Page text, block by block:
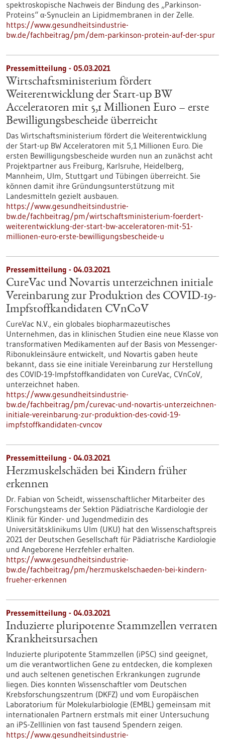
spektroskopische Nachweis der Bindung des „Parkinson-
Proteins“ α-Synuclein an Lipidmembranen in der Zelle.
https://www.gesundheitsindustrie-
bw.de/fachbeitrag/pm/dem-parkinson-protein-auf-der-spur
Pressemitteilung - 05.03.2021
Wirtschaftsministerium fördert
Weiterentwicklung der Start-up BW
Acceleratoren mit 5,1 Millionen Euro – erste
Bewilligungsbescheide überreicht
Das Wirtschaftsministerium fördert die Weiterentwicklung
der Start-up BW Acceleratoren mit 5,1 Millionen Euro. Die
ersten Bewilligungsbescheide wurden nun an zunächst acht
Projektpartner aus Freiburg, Karlsruhe, Heidelberg,
Mannheim, Ulm, Stuttgart und Tübingen überreicht. Sie
können damit ihre Gründungsunterstützung mit
Landesmitteln gezielt ausbauen.
https://www.gesundheitsindustrie-
bw.de/fachbeitrag/pm/wirtschaftsministerium-foerdert-
weiterentwicklung-der-start-bw-acceleratoren-mit-51-
millionen-euro-erste-bewilligungsbescheide-u
Pressemitteilung - 04.03.2021
CureVac und Novartis unterzeichnen initiale
Vereinbarung zur Produktion des COVID-19-
Impfstoffkandidaten CVnCoV
CureVac N.V., ein globales biopharmazeutisches
Unternehmen, das in klinischen Studien eine neue Klasse von
transformativen Medikamenten auf der Basis von Messenger-
Ribonukleinsäure entwickelt, und Novartis gaben heute
bekannt, dass sie eine initiale Vereinbarung zur Herstellung
des COVID-19-Impfstoffkandidaten von CureVac, CVnCoV,
unterzeichnet haben.
https://www.gesundheitsindustrie-
bw.de/fachbeitrag/pm/curevac-und-novartis-unterzeichnen-
initiale-vereinbarung-zur-produktion-des-covid-19-
impfstoffkandidaten-cvncov
Pressemitteilung - 04.03.2021
Herzmuskelschäden bei Kindern früher
erkennen
Dr. Fabian von Scheidt, wissenschaftlicher Mitarbeiter des
Forschungsteams der Sektion Pädiatrische Kardiologie der
Klinik für Kinder- und Jugendmedizin des
Universitätsklinikums Ulm (UKU) hat den Wissenschaftspreis
2021 der Deutschen Gesellschaft für Pädiatrische Kardiologie
und Angeborene Herzfehler erhalten.
https://www.gesundheitsindustrie-
bw.de/fachbeitrag/pm/herzmuskelschaeden-bei-kindern-
frueher-erkennen
Pressemitteilung - 04.03.2021
Induzierte pluripotente Stammzellen verraten
Krankheitsursachen
Induzierte pluripotente Stammzellen (iPSC) sind geeignet,
um die verantwortlichen Gene zu entdecken, die komplexen
und auch seltenen genetischen Erkrankungen zugrunde
liegen. Dies konnten Wissenschaftler vom Deutschen
Krebsforschungszentrum (DKFZ) und vom Europäischen
Laboratorium für Molekularbiologie (EMBL) gemeinsam mit
internationalen Partnern erstmals mit einer Untersuchung
an iPS-Zelllinien von fast tausend Spendern zeigen.
https://www.gesundheitsindustrie-